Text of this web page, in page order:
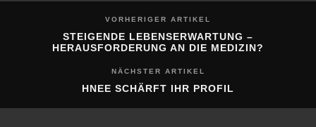
VORHERIGER ARTIKEL
STEIGENDE LEBENSERWARTUNG –
HERAUSFORDERUNG AN DIE MEDIZIN?
NÄCHSTER ARTIKEL
HNEE SCHÄRFT IHR PROFIL